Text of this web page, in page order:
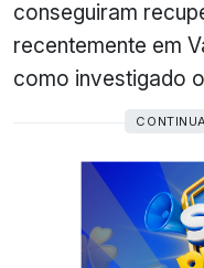
conseguiram
recentemente em
como investigado